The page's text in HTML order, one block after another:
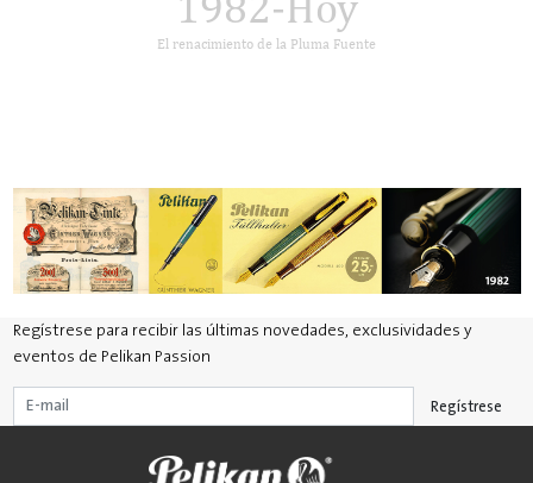
El renacimiento de la Pluma Fuente
Regístrese para recibir las últimas novedades, exclusividades y
eventos de Pelikan Passion
Regístrese